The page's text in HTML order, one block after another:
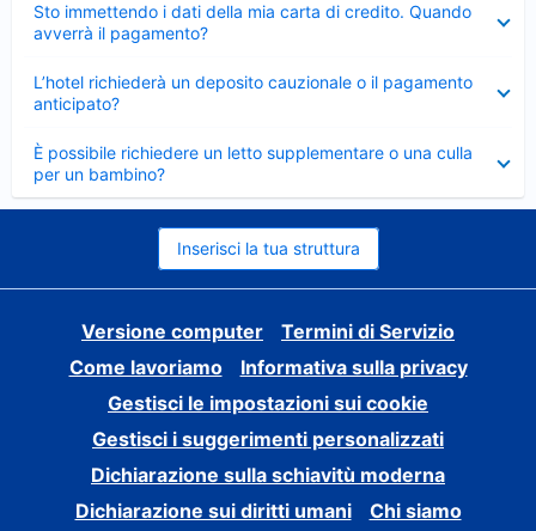
Sto immettendo i dati della mia carta di credito. Quando
avverrà il pagamento?
chiuso
L’hotel richiederà un deposito cauzionale o il pagamento
anticipato?
chiuso
È possibile richiedere un letto supplementare o una culla
per un bambino?
Elemento
chiuso
Inserisci la tua struttura
Versione computer
Termini di Servizio
Come lavoriamo
Informativa sulla privacy
Gestisci le impostazioni sui cookie
Gestisci i suggerimenti personalizzati
Dichiarazione sulla schiavitù moderna
Dichiarazione sui diritti umani
Chi siamo